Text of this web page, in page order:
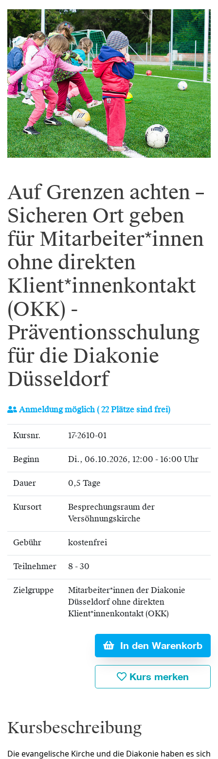
Auf Grenzen achten –
Sicheren Ort geben
für Mitarbeiter*innen
ohne direkten
Klient*innenkontakt
(OKK) -
Präventionsschulung
für die Diakonie
Düsseldorf
Anmeldung möglich( 22 Plätze sind frei)
Kursnr. 17-2610-01
Beginn Di., 06.10.2026, 12:00 - 16:00 Uhr
Dauer 0,5 Tage
Kursort
Besprechungsraum der
Versöhnungskirche
Gebühr kostenfrei
Teilnehmer 8 - 30
Zielgruppe
Mitarbeiter*innen der Diakonie
Düsseldorf ohne direkten
Klient*innenkontakt (OKK)
In den Warenkorb
Kurs merken
Kursbeschreibung
Die evangelische Kirche und die Diakonie haben es sich